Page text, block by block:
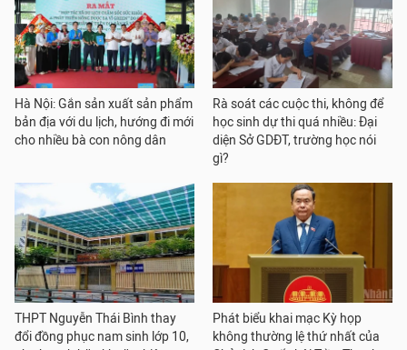
Hà Nội: Gắn sản xuất sản phẩm
bản địa với du lịch, hướng đi mới
cho nhiều bà con nông dân
Rà soát các cuộc thi, không để
học sinh dự thi quá nhiều: Đại
diện Sở GDĐT, trường học nói
gì?
THPT Nguyễn Thái Bình thay
đổi đồng phục nam sinh lớp 10,
Phát biểu khai mạc Kỳ họp
không thường lệ thứ nhất của